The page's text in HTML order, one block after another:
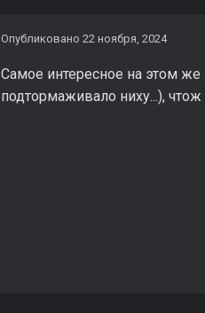
Опубликовано 22 ноября, 2024
Самое интересное на этом
подтормаживало ниху...),